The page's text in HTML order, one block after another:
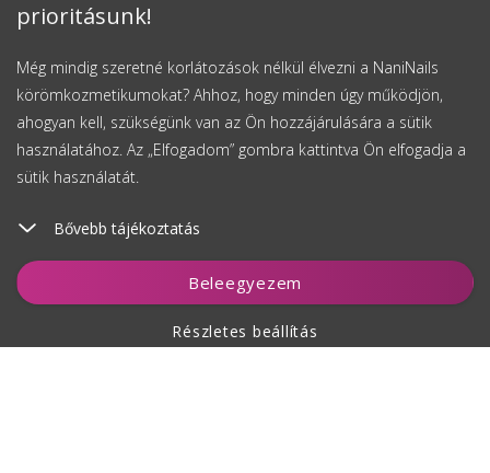
prioritásunk!
Még mindig szeretné korlátozások nélkül élvezni a NaniNails
körömkozmetikumokat? Ahhoz, hogy minden úgy működjön,
ahogyan kell, szükségünk van az Ön hozzájárulására a sütik
használatához. Az „Elfogadom” gombra kattintva Ön elfogadja a
sütik használatát.
Bővebb tájékoztatás
Beleegyezem
Részletes beállítás
Kosárhoz ad